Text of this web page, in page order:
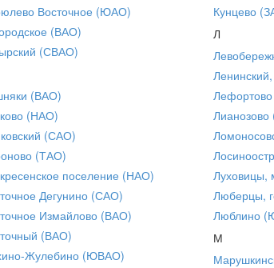
Восточное (ЮАО)
(ВАО)
(СВАО)
(ВАО)
(НАО)
(САО)
(ТАО)
поселение (НАО)
Дегунино (САО)
Измайлово (ВАО)
(ВАО)
Жулебино (ЮВАО)
Кунцево
Л
Луховицы,
Люберцы,
Люблино
М